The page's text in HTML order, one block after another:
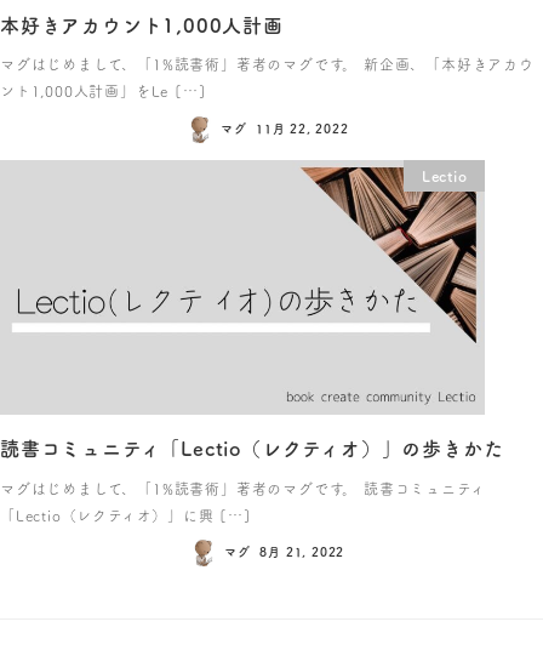
本好きアカウント1,000人計画
マグはじめまして、「1%読書術」著者のマグです。 新企画、「本好きアカウ
ント1,000人計画」をLe […]
マグ 11月 22, 2022
Lectio
読書コミュニティ「Lectio（レクティオ）」の歩きかた
マグはじめまして、「1%読書術」著者のマグです。 読書コミュニティ
「Lectio（レクティオ）」に興 […]
マグ 8月 21, 2022